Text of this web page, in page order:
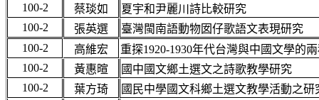
100-2
蔡琰如
夏宇和尹麗川詩比較研究
100-2
張英選
臺灣閩南語動物囡仔歌語文表現研究
100-2
高維宏
重探1920-1930年代台灣與中國文學的
100-2
黃惠暄
國中國文鄉土選文之詩歌教學研究
100-2
葉方琦
國民中學國文科鄉土選文教學活動之研